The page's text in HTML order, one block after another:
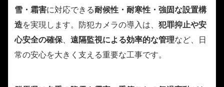
雪・霜害に対応できる耐候性・耐寒性・強固な設置構
造を実現します。防犯カメラの導入は、 犯罪抑止や安
心安全の確保
遠隔監視による効率的な管理など、日
常の安心を大きく支える重要な工事です。